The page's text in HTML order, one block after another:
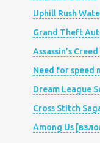
Uphill Rush
Grand Theft
Assassin’s
Need for speed
Dream League
Cross Stitch
Among Us